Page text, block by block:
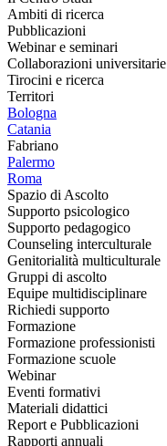
Ambiti di ricerca
Pubblicazioni
Webinar e seminari
Collaborazioni universitarie
Tirocini e ricerca
Territori
Bologna
Catania
Fabriano
Palermo
Roma
Spazio di Ascolto
Supporto psicologico
Supporto pedagogico
Counseling interculturale
Genitorialità multiculturale
Gruppi di ascolto
Equipe multidisciplinare
Richiedi supporto
Formazione
Formazione professionisti
Formazione scuole
Webinar
Eventi formativi
Materiali didattici
Report e Pubblicazioni
Rapporti annuali